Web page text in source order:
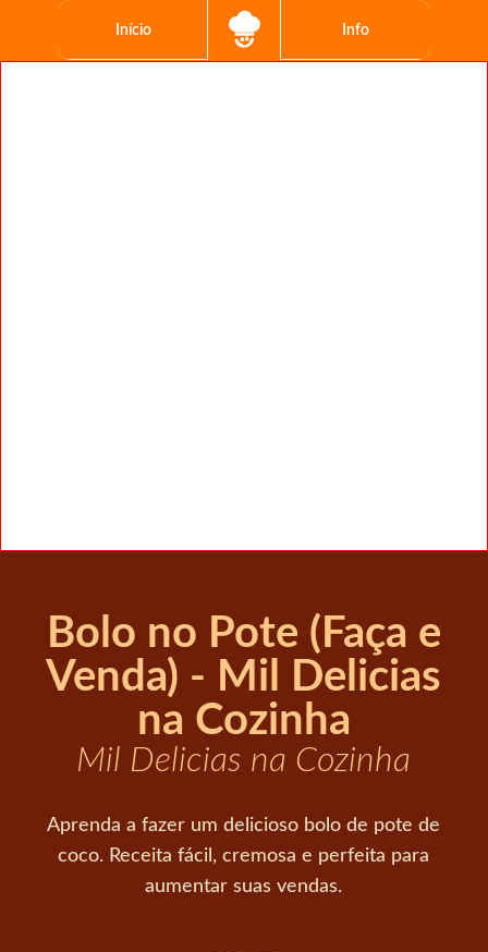
Início Info
Bolo no Pote (Faça e
Venda) - Mil Delicias
na Cozinha
Mil Delicias na Cozinha
Aprenda a fazer um delicioso bolo de pote de
coco. Receita fácil, cremosa e perfeita para
aumentar suas vendas.